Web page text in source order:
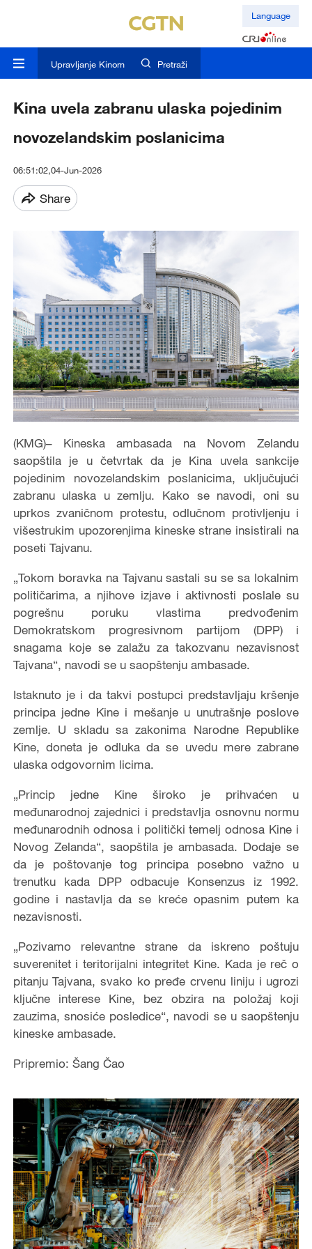
Language
Upravljanje Kinom Pretraži
Kina uvela zabranu ulaska pojedinim
novozelandskim poslanicima
06:51:02,04-Jun-2026
Share
(KMG)– Kineska ambasada na Novom Zelandu
saopštila je u četvrtak da je Kina uvela sankcije
pojedinim novozelandskim poslanicima, uključujući
zabranu ulaska u zemlju. Kako se navodi, oni su
uprkos zvaničnom protestu, odlučnom protivljenju i
višestrukim upozorenjima kineske strane insistirali na
poseti Tajvanu.
„Tokom boravka na Tajvanu sastali su se sa lokalnim
političarima, a njihove izjave i aktivnosti poslale su
pogrešnu poruku vlastima predvođenim
Demokratskom progresivnom partijom (DPP) i
snagama koje se zalažu za takozvanu nezavisnost
Tajvana“, navodi se u saopštenju ambasade.
Istaknuto je i da takvi postupci predstavljaju kršenje
principa jedne Kine i mešanje u unutrašnje poslove
zemlje. U skladu sa zakonima Narodne Republike
Kine, doneta je odluka da se uvedu mere zabrane
ulaska odgovornim licima.
„Princip jedne Kine široko je prihvaćen u
međunarodnoj zajednici i predstavlja osnovnu normu
međunarodnih odnosa i politički temelj odnosa Kine i
Novog Zelanda“, saopštila je ambasada. Dodaje se
da je poštovanje tog principa posebno važno u
trenutku kada DPP odbacuje Konsenzus iz 1992.
godine i nastavlja da se kreće opasnim putem ka
nezavisnosti.
„Pozivamo relevantne strane da iskreno poštuju
suverenitet i teritorijalni integritet Kine. Kada je reč o
pitanju Tajvana, svako ko pređe crvenu liniju i ugrozi
ključne interese Kine, bez obzira na položaj koji
zauzima, snosiće posledice“, navodi se u saopštenju
kineske ambasade.
Pripremio: Šang Čao